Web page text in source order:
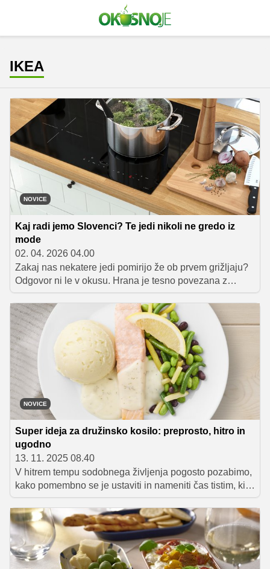
IKEA
NOVICE
Kaj radi jemo Slovenci? Te jedi nikoli ne gredo iz
mode
02. 04. 2026 04.00
Zakaj nas nekatere jedi pomirijo že ob prvem grižljaju?
Odgovor ni le v okusu. Hrana je tesno povezana z
našimi navadami, spomini in okoljem, v katerem
odraščamo. To, kar dojemamo kot domače, pogosto ni
zapleteno za pripravo, temveč poznano, preprosto in
povezano z ljudmi, s katerimi si obroke delimo.
NOVICE
Super ideja za družinsko kosilo: preprosto, hitro in
ugodno
13. 11. 2025 08.40
V hitrem tempu sodobnega življenja pogosto pozabimo,
kako pomembno se je ustaviti in nameniti čas tistim, ki
jih imamo radi. Prav ti trenutki bližine nam dajejo
občutek miru, povezanosti in topline – vrednote, ki jih v
vsakdanjem vrvežu zlahka potisnemo na stranski tir.